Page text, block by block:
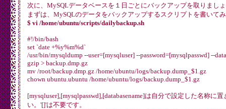
次に、MySQLデータベースを１日ごとにバックアップを取りまし
まずは、MySQLのデータをバックアップするスクリプトを書いて
$ vi /home/ubuntu/scripts/dailybackup.sh
#!/bin/bash
set `date +%y%m%d`
/usr/bin/mysqldump --user=[mysqluser] --password=[mysqlpasswd] --
gzip > backup.dmp.gz
mv /root/backup.dmp.gz /home/ubuntu/logs/backup.dump_$1.gz
chown ubuntu.ubuntu /home/ubuntu/logs/backup.dump_$1.gz
[mysqluser],[mysqlpasswd],[databasename]は自分で設定した名称に
い。'[]'は不要です。